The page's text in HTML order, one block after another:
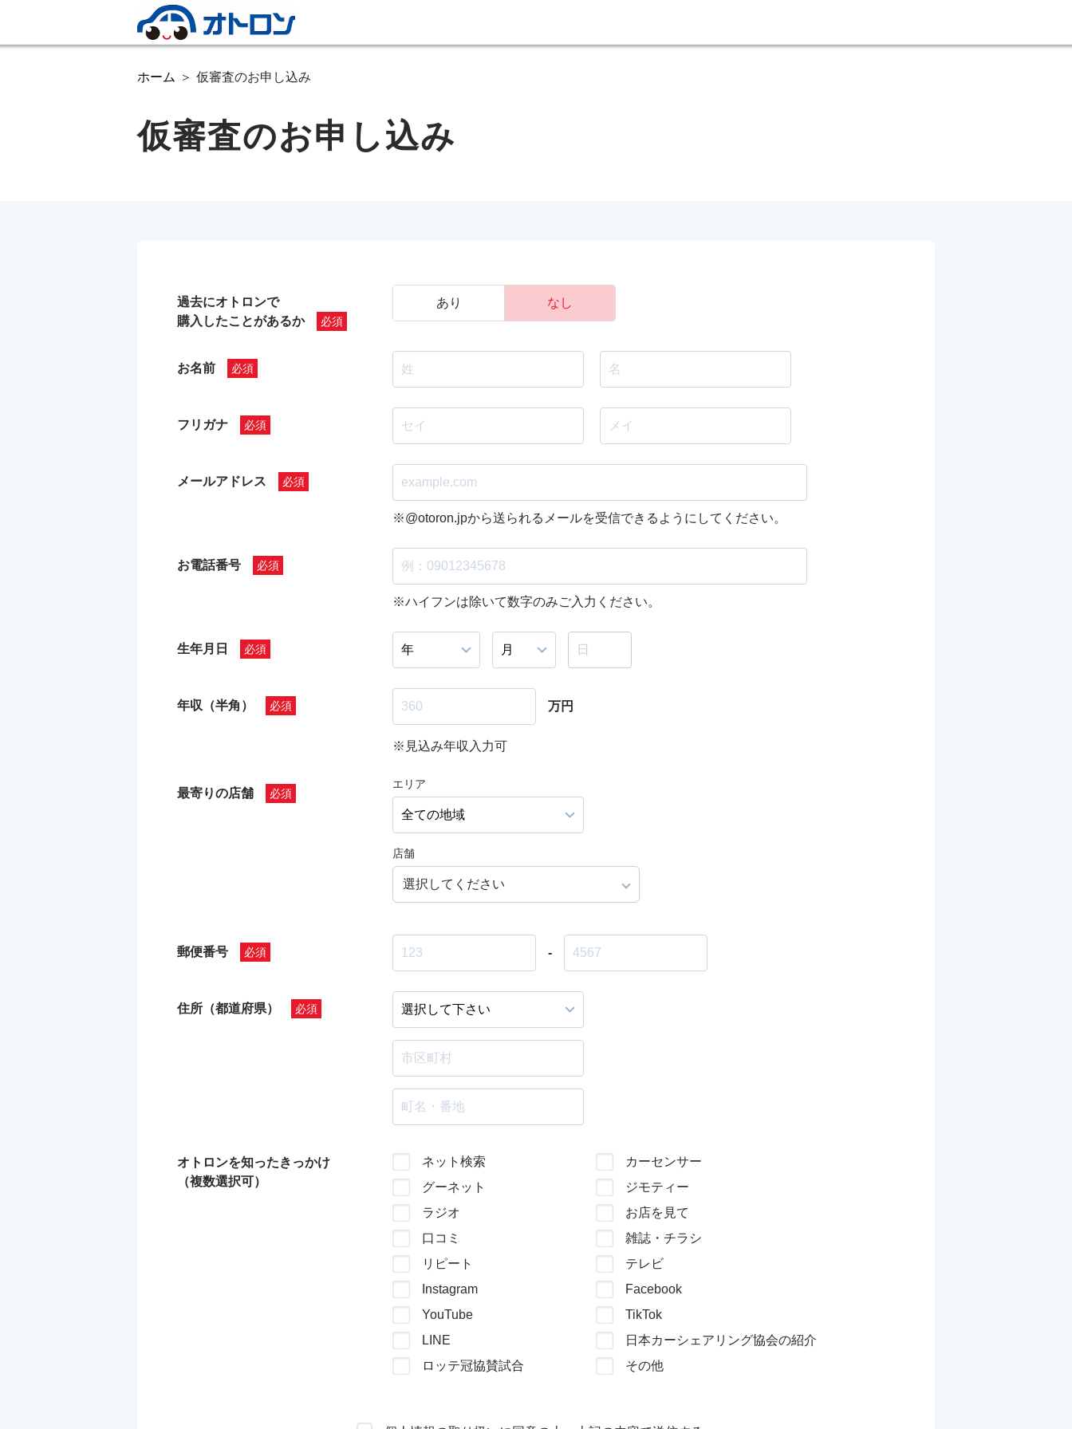
ホーム 仮審査のお申し込み
仮審査のお申し込み
過去にオトロンで
購入したことがあるか
あり なし
お名前
フリガナ
メールアドレス
※@otoron.jpから送られるメールを受信できるようにしてください。
お電話番号
※ハイフンは除いて数字のみご入力ください。
生年月日
年収（半角） 万円
※見込み年収入力可
最寄りの店舗
エリア
店舗
選択してください
郵便番号 -
住所（都道府県）
オトロンを知ったきっかけ
（複数選択可）
ネット検索
カーセンサー
グーネット
ジモティー
ラジオ
お店を見て
口コミ
雑誌・チラシ
リピート
テレビ
Instagram
Facebook
YouTube
TikTok
LINE
日本カーシェアリング協会の紹介
ロッテ冠協賛試合
その他